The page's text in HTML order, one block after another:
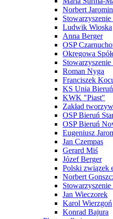
Norbert Jaromin
Ludwik Wioska
Anna Berger
OSP
Okręgowa
Roman Nyga
Franciszek
KS Unia
KWK "Piast"
Zakład
OSP Bieruń
OSP Bieruń
Eugeniusz
Jan Czempas
Gerard Miś
Józef Berger
Polski związek
Norbert
Jan Wieczorek
Karol Wierzgoń
Konrad Bajura